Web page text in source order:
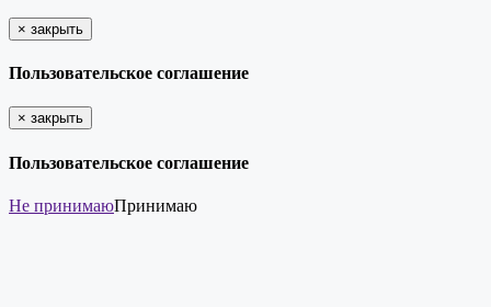
× закрыть
Пользовательское соглашение
× закрыть
Пользовательское соглашение
Не принимаюПринимаю